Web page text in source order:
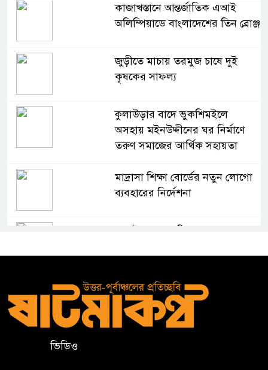
কাজাখস্তানে আন্তর্জাতিক এআই
অলিম্পিয়াডে বাংলাদেশের তিন ব্রোঞ্জ
জুড়ীতে মাচায় তরমুজ চাষে দুই
কৃষকের সাফল্য
কুলাউড়ার বাদে ভুকশিমইলে
অসহায় মইনউদ্দীনের ঘর নির্মাণে
তরুণ সমাজের আর্থিক সহায়তা
মাদ্রাসা শিক্ষা বোর্ডের নতুন লোগো
ব্যবহারের নির্দেশনা
কুলাউড়ার ভাটেরা স্টেশন বাজারে
বিট পুলিশিং সভা অনুষ্ঠিত
ভিডিও